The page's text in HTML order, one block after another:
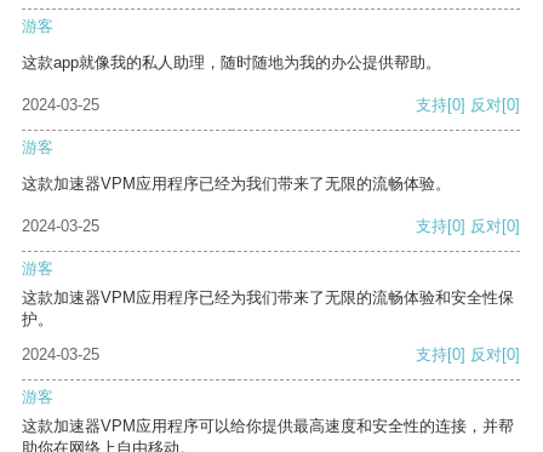
游客
这款app就像我的私人助理，随时随地为我的办公提供帮助。
2024-03-25 支持[0] 反对[0]
游客
这款加速器VPM应用程序已经为我们带来了无限的流畅体验。
2024-03-25 支持[0] 反对[0]
游客
这款加速器VPM应用程序已经为我们带来了无限的流畅体验和安全性保
护。
2024-03-25
支持[0] 反对[0]
游客
这款加速器VPM应用程序可以给你提供最高速度和安全性的连接，并帮
助你在网络上自由移动。